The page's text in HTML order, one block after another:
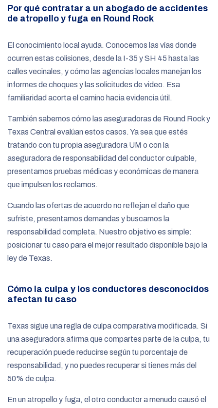
Por qué contratar a un abogado de accidentes
de atropello y fuga en Round Rock
El conocimiento local ayuda. Conocemos las vías donde
ocurren estas colisiones, desde la I-35 y SH 45 hasta las
calles vecinales, y cómo las agencias locales manejan los
informes de choques y las solicitudes de video. Esa
familiaridad acorta el camino hacia evidencia útil.
También sabemos cómo las aseguradoras de Round Rock y
Texas Central evalúan estos casos. Ya sea que estés
tratando con tu propia aseguradora UM o con la
aseguradora de responsabilidad del conductor culpable,
presentamos pruebas médicas y económicas de manera
que impulsen los reclamos.
Cuando las ofertas de acuerdo no reflejan el daño que
sufriste, presentamos demandas y buscamos la
responsabilidad completa. Nuestro objetivo es simple:
posicionar tu caso para el mejor resultado disponible bajo la
ley de Texas.
Cómo la culpa y los conductores desconocidos
afectan tu caso
Texas sigue una regla de culpa comparativa modificada. Si
una aseguradora afirma que compartes parte de la culpa, tu
recuperación puede reducirse según tu porcentaje de
responsabilidad, y no puedes recuperar si tienes más del
50% de culpa.
En un atropello y fuga, el otro conductor a menudo causó el